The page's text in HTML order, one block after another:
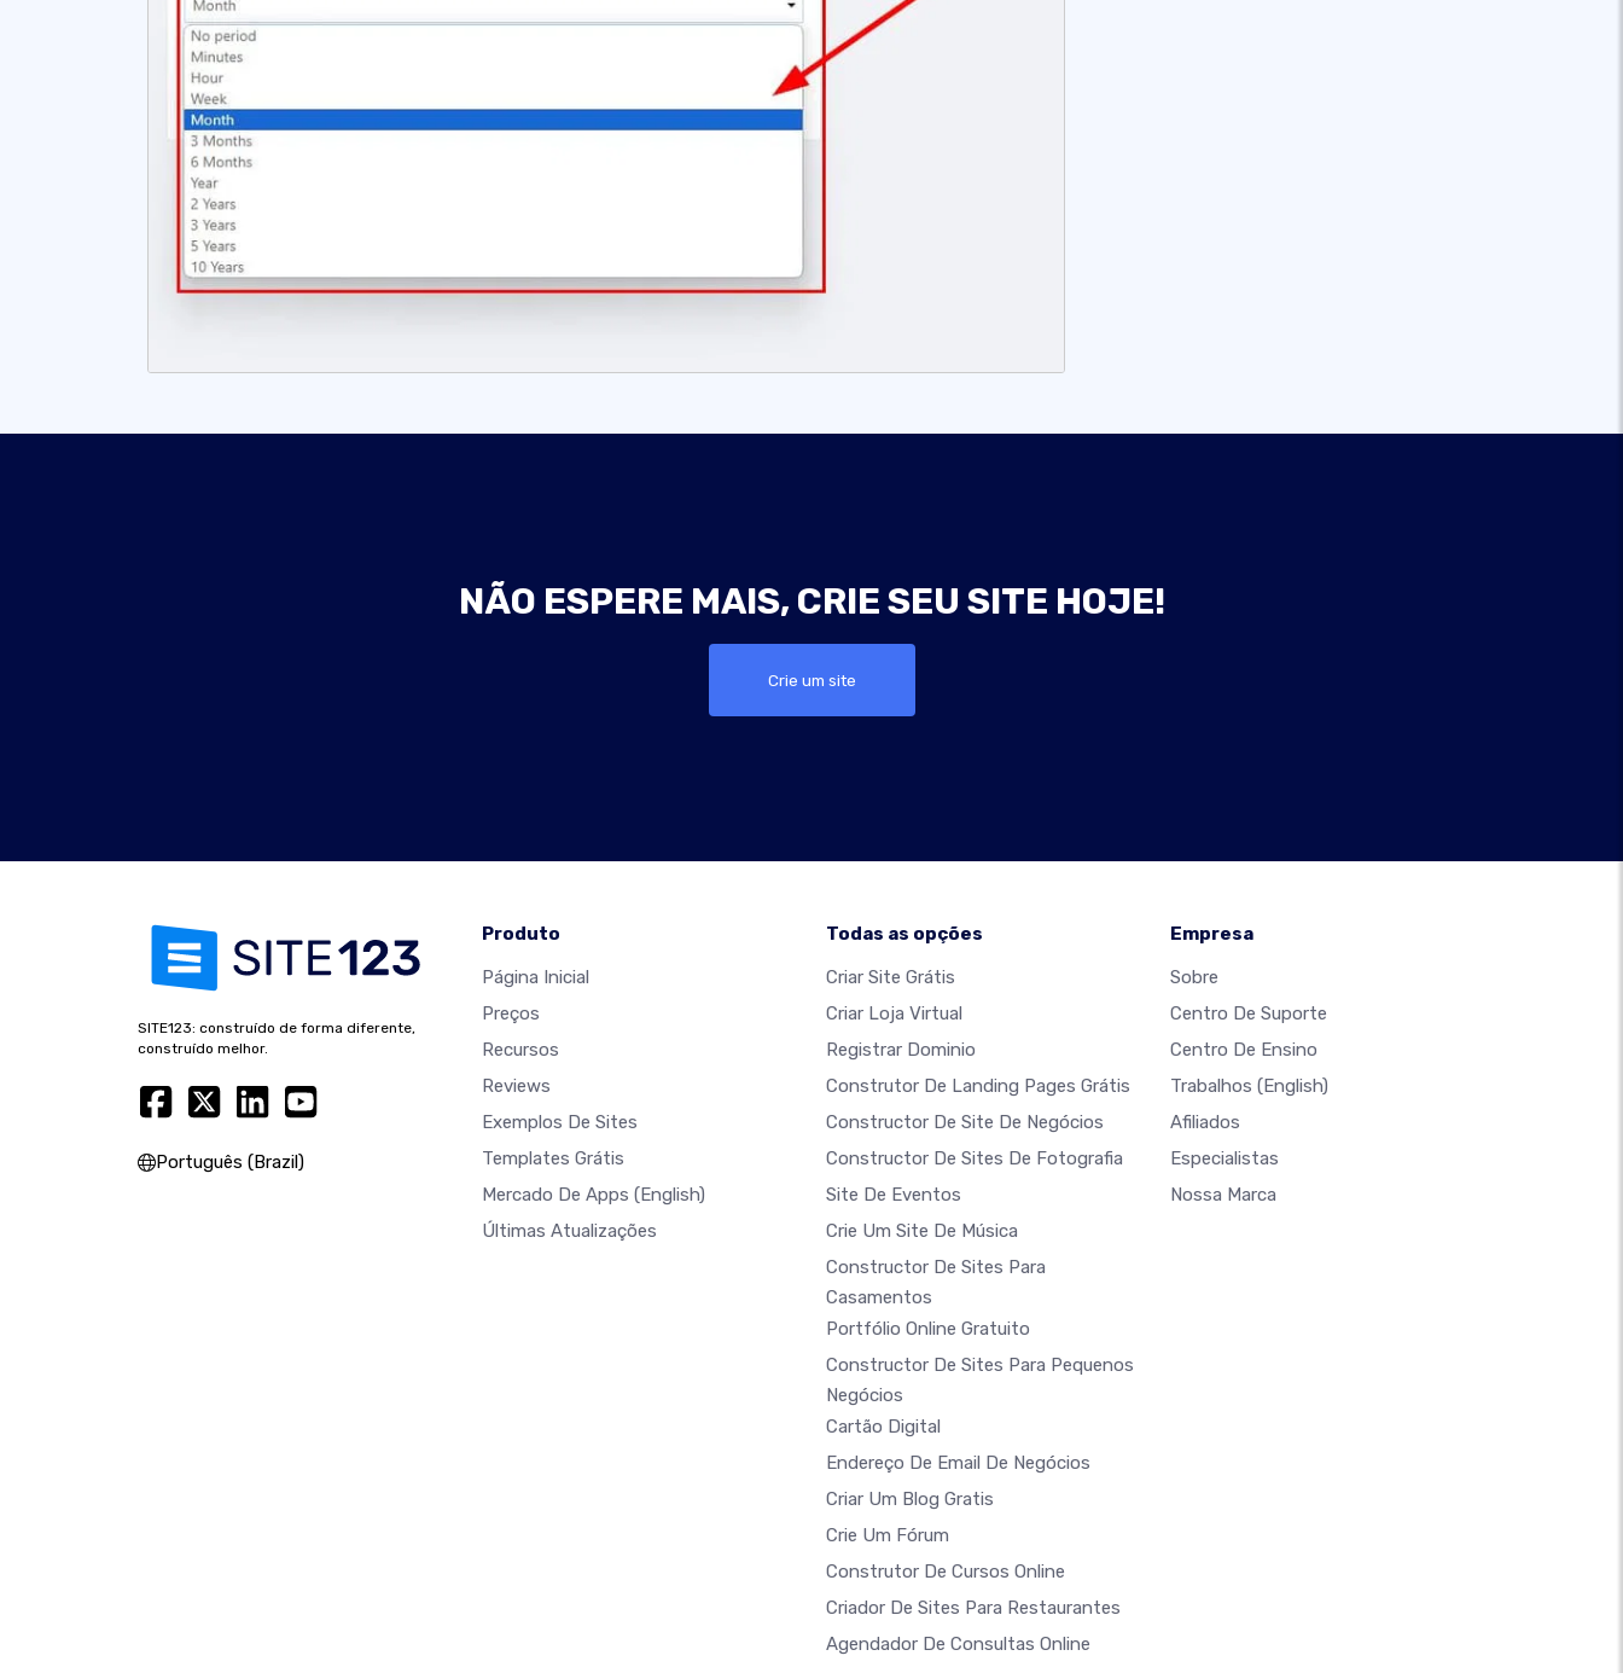
NÃO ESPERE MAIS, CRIE SEU SITE HOJE!
Crie um site
SITE123: construído de forma diferente,
construído melhor.
Português (Brazil)
Produto
Página Inicial
Preços
Recursos
Reviews
Exemplos De Sites
Templates Grátis
Mercado De Apps (English)
Últimas Atualizações
Todas as opções
Criar Site Grátis
Criar Loja Virtual
Registrar Dominio
Construtor De Landing Pages Grátis
Constructor De Site De Negócios
Constructor De Sites De Fotografia
Site De Eventos
Crie Um Site De Música
Constructor De Sites Para
Casamentos
Portfólio Online Gratuito
Constructor De Sites Para Pequenos
Negócios
Cartão Digital
Endereço De Email De Negócios
Criar Um Blog Gratis
Crie Um Fórum
Construtor De Cursos Online
Criador De Sites Para Restaurantes
Agendador De Consultas Online
Empresa
Sobre
Centro De Suporte
Centro De Ensino
Trabalhos (English)
Afiliados
Especialistas
Nossa Marca